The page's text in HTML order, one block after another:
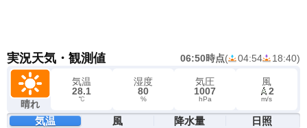
実況天気・観測値 06:50時点( 04:54 18:40)
晴れ
気温
28.1
℃
湿度
80
%
気圧
1007
hPa
風
2
m/s
気温 風 降水量 日照